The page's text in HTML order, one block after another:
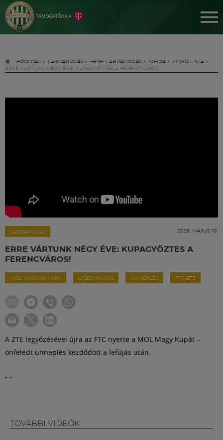
FŐOLDAL » LABDARÚGÁS » FÉRFI LABDARÚGÁS » MÉDIA » VIDEÓ LISTA »
ERRE VÁRTUNK NÉGY ÉVE: KUPAGYŐZTES A FERENCVÁROS!
LABDARÚGÁS 2026. MÁJUS 10.
ERRE VÁRTUNK NÉGY ÉVE: KUPAGYŐZTES A
FERENCVÁROS!
MOL MAGYAR KUPA LABDARÚGÁS ÜNNEPLÉS FTC-ZTE
A ZTE legyőzésével újra az FTC nyerte a MOL Magy Kupát –
önfeledt ünneplés kezdődött a lefújás után.
" "
TOVÁBBI VIDEÓK
Hírek
Labdarúgás
Szakosztályok
Klub
Szolgáltatások